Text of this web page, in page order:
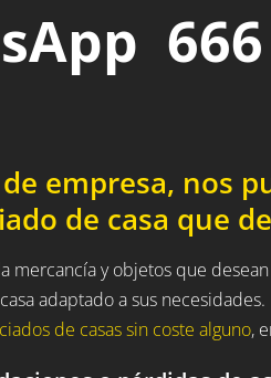
666
empresa, nos
de casa que
mercancía y objetos que
adaptado a sus necesidades.
de casas sin coste alguno,